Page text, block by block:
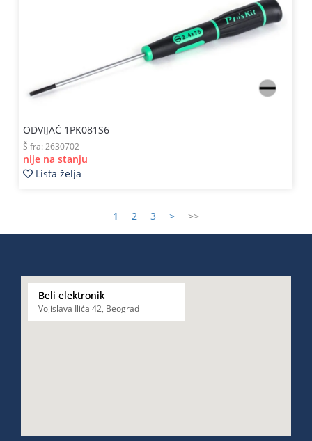
ODVIJAČ 1PK081S6
Šifra: 2630702
nije na stanju
Lista želja
1 2 3 > >>
Beli elektronik
Vojislava Ilića 42, Beograd